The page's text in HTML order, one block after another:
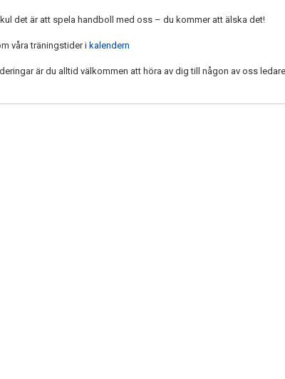
det är att spela handboll med oss – du kommer att älska det!
våra träningstider i kalendern
är du alltid välkommen att höra av dig till någon av oss